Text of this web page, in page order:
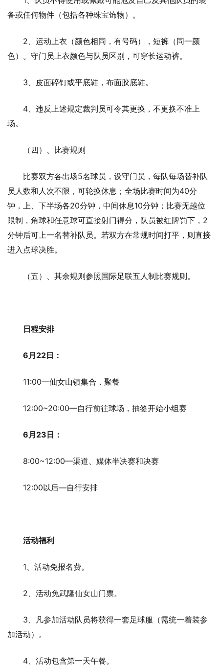
备或任何物件（包括各种珠宝饰物）。
2、运动上衣（颜色相同，有号码），短裤（同一颜
色）。守门员上衣颜色与队员区别，可穿长运动裤。
3、皮面碎钉或平底鞋，布面胶底鞋。
4、违反上述规定裁判员可令其更换，不更换不准上
场。
（四）、比赛规则
比赛双方各出场5名球员，设守门员，每队每场替补队
员人数和人次不限，可轮换休息；全场比赛时间为40分
钟，上、下半场各20分钟，中间休息10分钟；比赛无越位
限制，角球和任意球可直接射门得分，队员被红牌罚下，2
分钟后可上一名替补队员。若双方在常规时间打平，则直接
进入点球决胜。
（五）、其余规则参照国际足联五人制比赛规则。
日程安排
6月 22日：
11:00—仙女山镇集合，聚餐
12:00~20:00—自行前往球场，抽签开始小组赛
6月 23日：
8:00~12:00—渠道、媒体半决赛和决赛
12:00以后—自行安排
活动福利
1、活动免报名费。
2、活动免武隆仙女山门票。
3、凡参加活动队员将获得一套足球服（需统一着装参
加活动）。
4、活动包含第一天午餐。